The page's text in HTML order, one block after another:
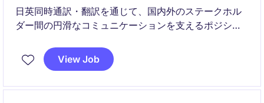
日英同時通訳・翻訳を通じて、国内外のステークホル
ダー間の円滑なコミュニケーションを支えるポジショ
経営層やグローバルチームとの連携に直接貢献できま
す。
View Job